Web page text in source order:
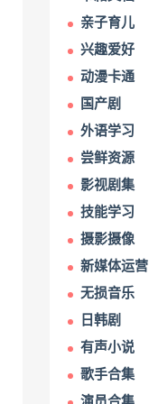
亲子育儿
兴趣爱好
动漫卡通
国产剧
外语学习
尝鲜资源
影视剧集
技能学习
摄影摄像
新媒体运营
无损音乐
日韩剧
有声小说
歌手合集